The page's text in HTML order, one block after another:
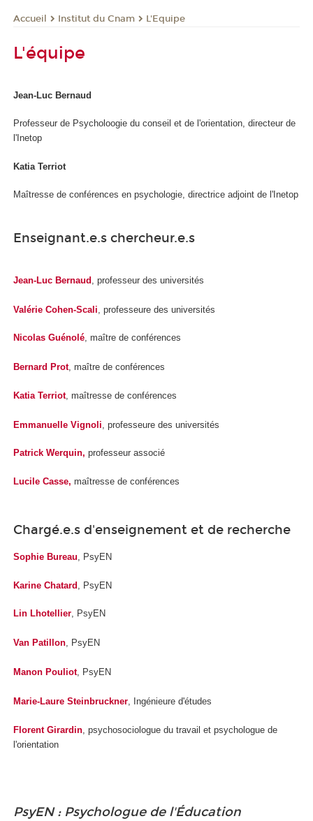
Accueil Institut du Cnam L'Equipe
L'équipe
Jean-Luc Bernaud
Professeur de Psycholoogie du conseil et de l'orientation, directeur de
l'Inetop
Katia Terriot
Maîtresse de conférences en psychologie, directrice adjoint de l'Inetop
Enseignant.e.s chercheur.e.s
Jean-Luc Bernaud , professeur des universités
Valérie Cohen-Scali , professeure des universités
Nicolas Guénolé, maître de conférences
Bernard Prot, maître de conférences
Katia Terriot, maîtresse de conférences
Emmanuelle Vignoli , professeure des universités
Patrick Werquin, professeur associé
Lucile Casse, maîtresse de conférences
Chargé.e.s d'enseignement et de recherche
Sophie Bureau, PsyEN
Karine Chatard , PsyEN
Lin Lhotellier, PsyEN
Van Patillon, PsyEN
Manon Pouliot, PsyEN
Marie-Laure Steinbruckner, Ingénieure d'études
Florent Girardin , psychosociologue du travail et psychologue de
l'orientation
PsyEN : Psychologue de l'Éducation